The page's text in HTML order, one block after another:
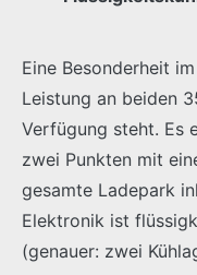
Eine Besonderheit
Leistung an beiden
Verfügung steht. Es
zwei Punkten mit
gesamte Ladepark
Elektronik ist
(genauer: zwei